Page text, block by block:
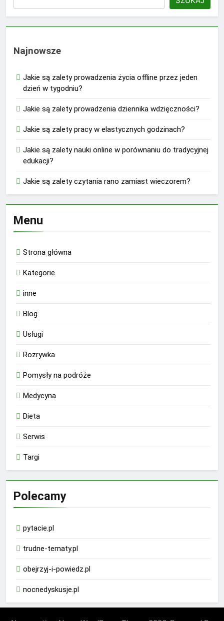
Najnowsze
Jakie są zalety prowadzenia życia offline przez jeden
dzień w tygodniu?
Jakie są zalety prowadzenia dziennika wdzięczności?
Jakie są zalety pracy w elastycznych godzinach?
Jakie są zalety nauki online w porównaniu do tradycyjnej
edukacji?
Jakie są zalety czytania rano zamiast wieczorem?
Menu
Strona główna
Kategorie
inne
Blog
Usługi
Rozrywka
Pomysły na podróże
Medycyna
Dieta
Serwis
Targi
Polecamy
pytacie.pl
trudne-tematy.pl
obejrzyj-i-powiedz.pl
nocnedyskusje.pl